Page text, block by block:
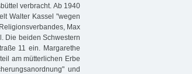
verbracht. Ab 1940
Walter Kassel "wegen
Max
Die beiden Schwestern
11 ein. Margarethe
am mütterlichen Erbe
und